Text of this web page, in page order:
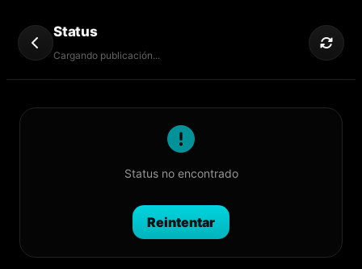
Status
Cargando publicación...
Status no encontrado
Reintentar